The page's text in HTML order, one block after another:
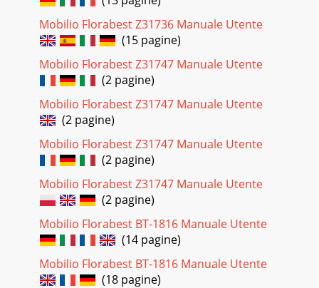
Mobilio Florabest Z31736 Manuale Utente
(15 pagine)
Mobilio Florabest Z31747 Manuale Utente
(2 pagine)
Mobilio Florabest Z31747 Manuale Utente
(2 pagine)
Mobilio Florabest Z31747 Manuale Utente
(2 pagine)
Mobilio Florabest Z31747 Manuale Utente
(2 pagine)
Mobilio Florabest BT-1816 Manuale Utente
(14 pagine)
Mobilio Florabest BT-1816 Manuale Utente
(18 pagine)